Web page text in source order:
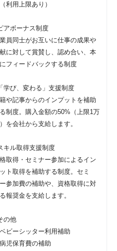
利用上限あり）
アボーナス制度
員同士がお互いに仕事の成果や
に対して賞賛し、認め合い、本
フィードバックする制度
学び、変わる」支援制度
や記事からのインプットを補助
制度。購入金額の50%（上限1万
を会社から支給します。
キル取得支援制度
取得・セミナー参加によるイン
ト取得を補助する制度。セミ
参加費の補助や、資格取得に対
報奨金を支給します。
の他
ベビーシッター利用補助
病児保育費の補助